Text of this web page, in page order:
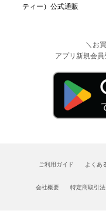
＼お
アプリ新規会
ご利用ガイド よくあ
会社概要 特定商取引法